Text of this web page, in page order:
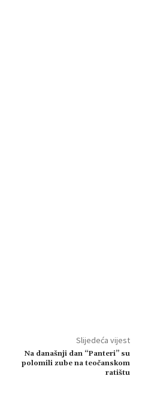
Slijedeća vijest
Na današnji dan “Panteri” su
polomili zube na teočanskom
ratištu